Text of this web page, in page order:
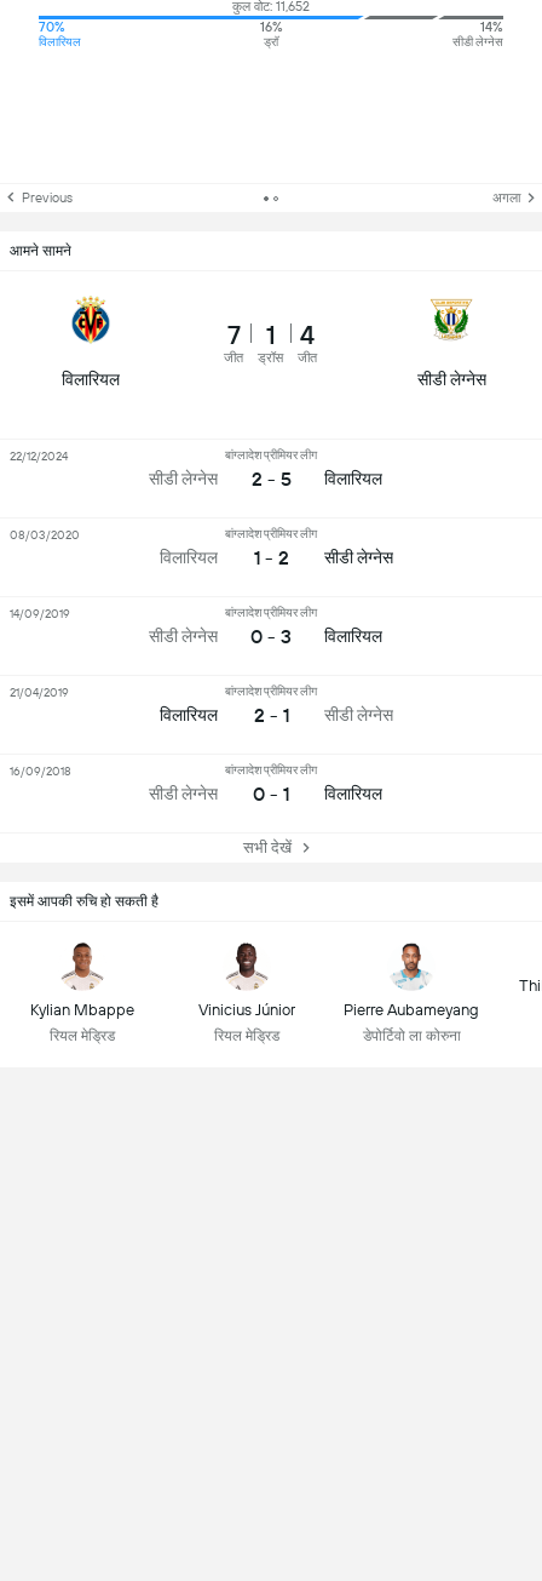
कुल वोट: 11,652
70%
विलारियल
16%
ड्रॉ
14%
सीडी लेग्नेस
Previous अगला
आमने सामने
विलारियल
7
जीत
1
ड्रॉस
4
जीत
सीडी लेग्नेस
सीडी लेग्नेस
बांग्लादेश प्रीमियर लीग
2 - 5 विलारियल
22/12/2024
विलारियल
बांग्लादेश प्रीमियर लीग
1 - 2 सीडी लेग्नेस
08/03/2020
सीडी लेग्नेस
बांग्लादेश प्रीमियर लीग
0 - 3 विलारियल
14/09/2019
विलारियल
बांग्लादेश प्रीमियर लीग
2 - 1 सीडी लेग्नेस
21/04/2019
सीडी लेग्नेस
बांग्लादेश प्रीमियर लीग
0 - 1 विलारियल
16/09/2018
सभी देखें
इसमें आपकी रुचि हो सकती है
Kylian Mbappe
रियल मेड्रिड
Vinicius Júnior
रियल मेड्रिड
Pierre Aubameyang
डेपोर्टिवो ला कोरुना